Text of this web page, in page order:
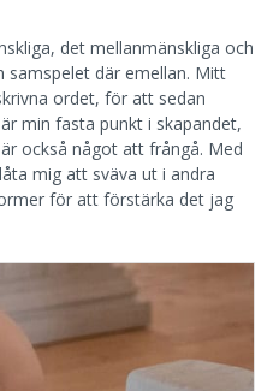
det mellanmänskliga och
samspelet där emellan. Mitt
ordet, för att sedan
min fasta punkt i skapandet,
också något att frångå. Med
mig att sväva ut i andra
för att förstärka det jag